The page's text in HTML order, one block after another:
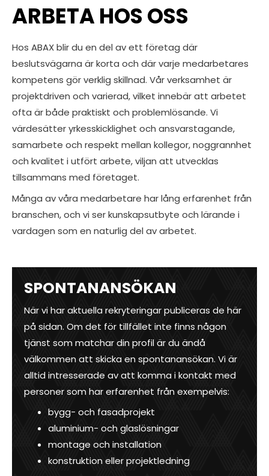
ARBETA HOS OSS
Hos ABAX blir du en del av ett företag där
beslutsvägarna är korta och där varje medarbetares
kompetens gör verklig skillnad. Vår verksamhet är
projektdriven och varierad, vilket innebär att arbetet
ofta är både praktiskt och problemlösande. Vi
värdesätter yrkesskicklighet och ansvarstagande,
samarbete och respekt mellan kollegor, noggrannhet
och kvalitet i utfört arbete, viljan att utvecklas
tillsammans med företaget.
Många av våra medarbetare har lång erfarenhet från
branschen, och vi ser kunskapsutbyte och lärande i
vardagen som en naturlig del av arbetet.
SPONTANANSÖKAN
När vi har aktuella rekryteringar publiceras de här
på sidan. Om det för tillfället inte finns någon
tjänst som matchar din profil är du ändå
välkommen att skicka en spontanansökan. Vi är
alltid intresserade av att komma i kontakt med
personer som har erfarenhet från exempelvis:
bygg- och fasadprojekt
aluminium- och glaslösningar
montage och installation
konstruktion eller projektledning